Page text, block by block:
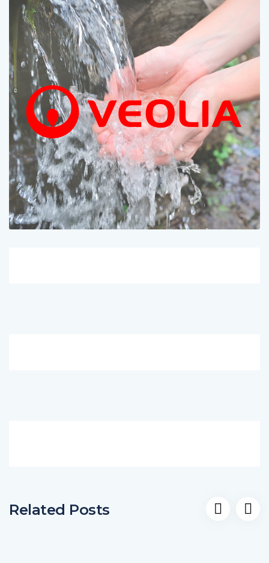
Related Posts